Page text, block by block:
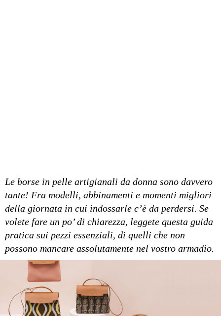
Le borse in pelle artigianali da donna sono davvero
tante! Fra modelli, abbinamenti e momenti migliori
della giornata in cui indossarle c’è da perdersi. Se
volete fare un po’ di chiarezza, leggete questa guida
pratica sui pezzi essenziali, di quelli che non
possono mancare assolutamente nel vostro armadio.